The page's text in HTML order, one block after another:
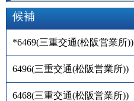
候補
*6469(三重交通(松阪営業所))
6496(三重交通(松阪営業所))
6468(三重交通(松阪営業所))